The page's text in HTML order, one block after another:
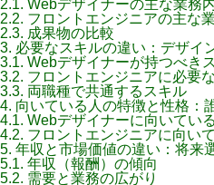
2.1. Webデザイナーの主な業務
2.2. フロントエンジニアの主な
2.3. 成果物の比較
3. 必要なスキルの違い：デザイ
3.1. Webデザイナーが持つべき
3.2. フロントエンジニアに必要
3.3. 両職種で共通するスキル
4. 向いている人の特徴と性格：
4.1. Webデザイナーに向いてい
4.2. フロントエンジニアに向い
5. 年収と市場価値の違い：将来
5.1. 年収（報酬）の傾向
5.2. 需要と業務の広がり